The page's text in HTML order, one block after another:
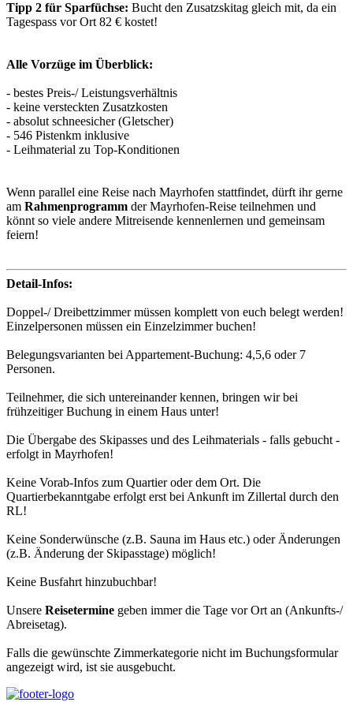
Tipp 2 für Sparfüchse: Bucht den Zusatzskitag gleich mit, da ein
Tagespass vor Ort 82 € kostet!
Alle Vorzüge im Überblick:
- bestes Preis-/ Leistungsverhältnis
- keine versteckten Zusatzkosten
- absolut schneesicher (Gletscher)
- 546 Pistenkm inklusive
- Leihmaterial zu Top-Konditionen
Wenn parallel eine Reise nach Mayrhofen stattfindet, dürft ihr gerne
am Rahmenprogramm der Mayrhofen-Reise teilnehmen und
könnt so viele andere Mitreisende kennenlernen und gemeinsam
feiern!
Detail-Infos:
Doppel-/ Dreibettzimmer müssen komplett von euch belegt werden!
Einzelpersonen müssen ein Einzelzimmer buchen!
Belegungsvarianten bei Appartement-Buchung: 4,5,6 oder 7
Personen.
Teilnehmer, die sich untereinander kennen, bringen wir bei
frühzeitiger Buchung in einem Haus unter!
Die Übergabe des Skipasses und des Leihmaterials - falls gebucht -
erfolgt in Mayrhofen!
Keine Vorab-Infos zum Quartier oder dem Ort. Die
Quartierbekanntgabe erfolgt erst bei Ankunft im Zillertal durch den
RL!
Keine Sonderwünsche (z.B. Sauna im Haus etc.) oder Änderungen
(z.B. Änderung der Skipasstage) möglich!
Keine Busfahrt hinzubuchbar!
Unsere Reisetermine geben immer die Tage vor Ort an (Ankunfts-/
Abreisetag).
Falls die gewünschte Zimmerkategorie nicht im Buchungsformular
angezeigt wird, ist sie ausgebucht.